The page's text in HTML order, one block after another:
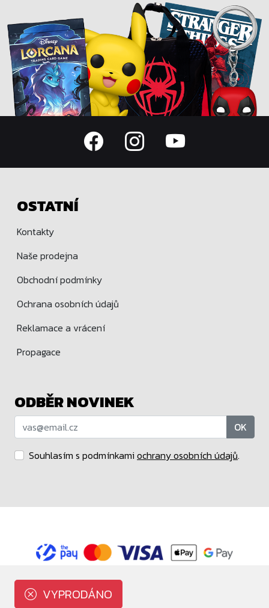
VYPRODÁNO
OSTATNÍ
Kontakty
Naše prodejna
Obchodní podmínky
Ochrana osobních údajů
Reklamace a vrácení
Propagace
ODBĚR NOVINEK
OK
Souhlasím s podmínkami ochrany osobních údajů.
Copyright © Blindbox.cz 2015 - 2026